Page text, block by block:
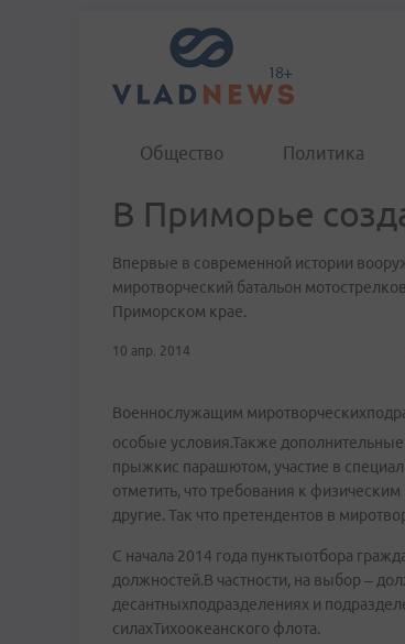
Общество Политика
В Приморье
Впервые в современной истории
миротворческий батальон
Приморском крае.
10 апр. 2014
Военнослужащим
особые условия.Также
прыжкис парашютом, участие в
отметить, что требования к
другие. Так что претендентов в
С начала 2014 года пунктыотбора
должностей.В частности, на выбор –
десантныхподразделениях и
силахТихоокеанского флота.